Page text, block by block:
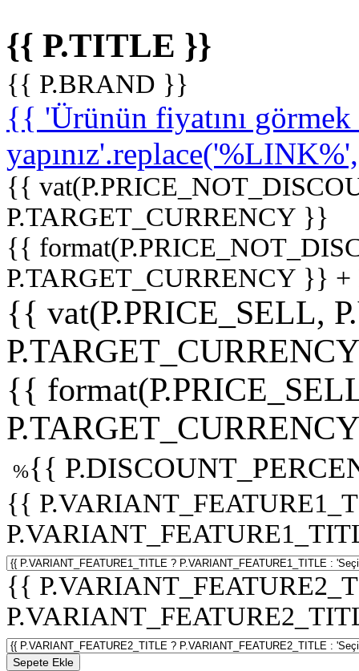
{{ P.TITLE }}
{{ P.BRAND }}
{{ 'Ürünün fiyatını
{{
P.TARGET_CURRENCY }}
{{
P.TARGET_CURRENCY }}
{{ vat(P.PRICE_SELL,
{{
%{{
{{
{{
Sepete Ekle